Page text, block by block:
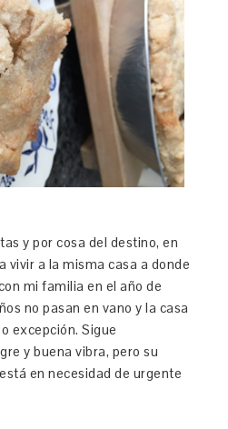
y por cosa del destino, en
vivir a la misma casa a donde
mi familia en el año de
no pasan en vano y la casa
excepción. Sigue
y buena vibra, pero su
en necesidad de urgente